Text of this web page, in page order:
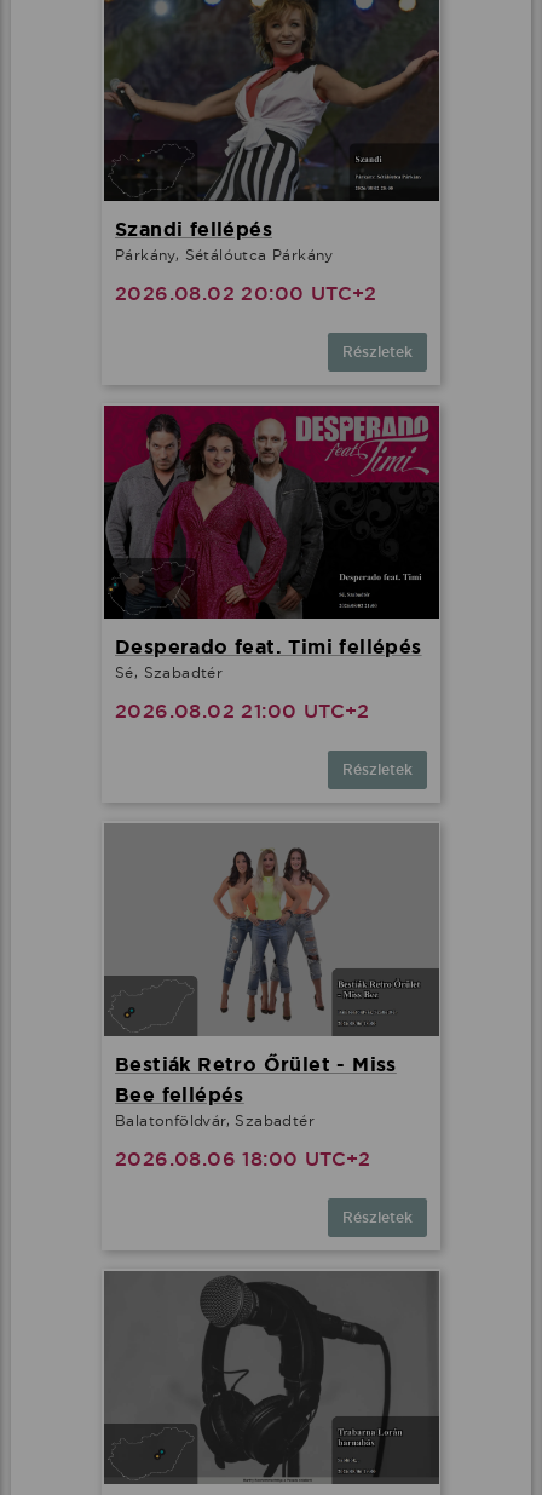
Szandi fellépés
Párkány, Sétálóutca Párkány
2026.08.02 20:00 UTC+2
Részletek
Desperado feat. Timi fellépés
Sé, Szabadtér
2026.08.02 21:00 UTC+2
Részletek
Bestiák Retro Őrület - Miss
Bee fellépés
Balatonföldvár, Szabadtér
2026.08.06 18:00 UTC+2
Részletek